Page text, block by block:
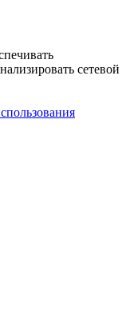
сетевой